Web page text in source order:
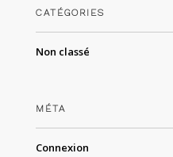
CATÉGORIES
Non classé
MÉTA
Connexion